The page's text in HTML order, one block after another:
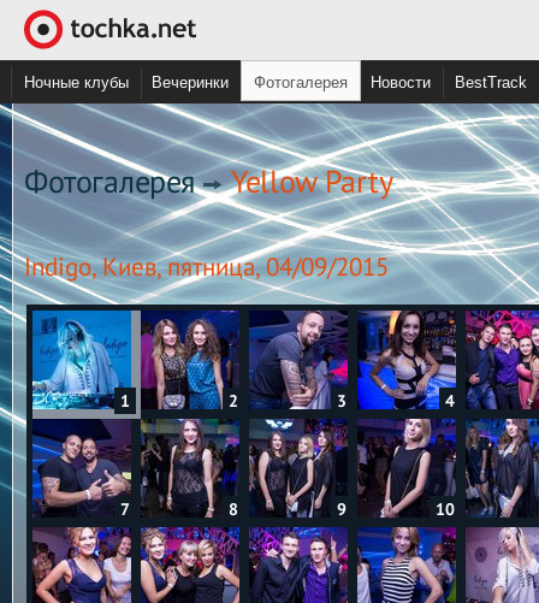
Ночные клубы Вечеринки Фотогалерея Новости BestTrack
Фотогалерея Yellow Party
Indigo, Киев, пятница, 04/09/2015
1 2 3 4
7 8 9 10